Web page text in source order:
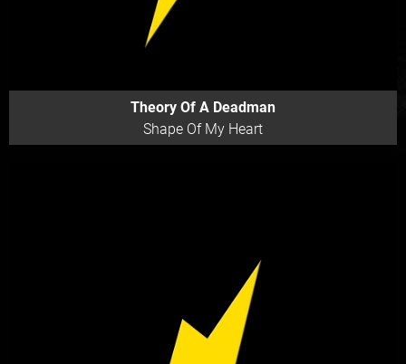
Theory Of A Deadman
Shape Of My Heart